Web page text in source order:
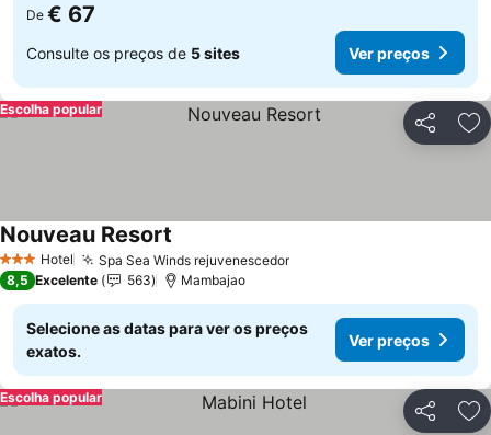
De € 67
Consulte os preços de 5 sites Ver preços
Partilhar
Escolha popular
3 EstrelasHotel Spa Sea Winds rejuvenescedor
Nouveau Resort
8,5 Excelente 563 Mambajao
Selecione as datas para ver os preços
exatos.
Ver preços
Partilhar
Escolha popular